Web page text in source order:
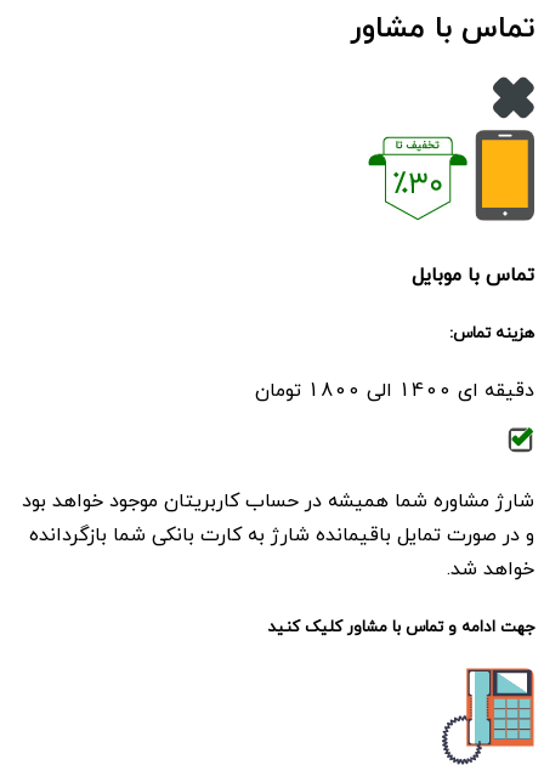
تماس با مشاور
تماس با موبایل
هزینه تماس:
دقیقه ای 1400 الی 1800 تومان
شارژ مشاوره شما همیشه در حساب کاربریتان موجود خواهد بود
و در صورت تمایل باقیمانده شارژ به کارت بانکی شما بازگردانده
خواهد شد.
جهت ادامه و تماس با مشاور کلیک کنید